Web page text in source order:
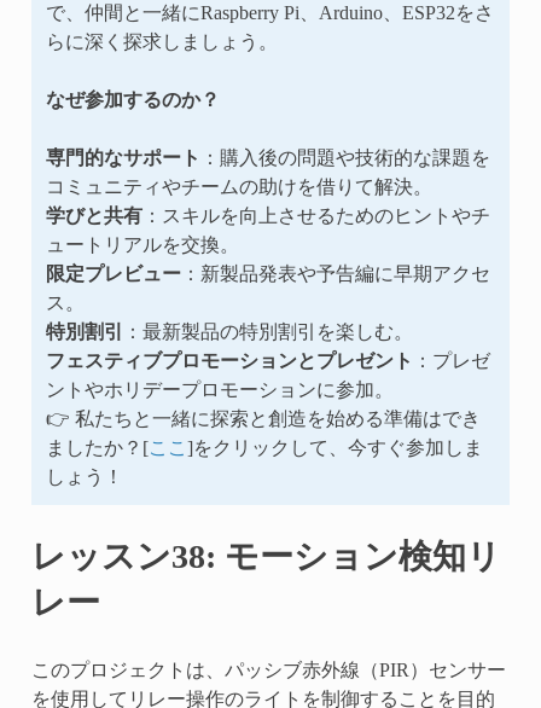
で、仲間と一緒にRaspberry Pi、Arduino、ESP32をさ
らに深く探求しましょう。
なぜ参加するのか？
専門的なサポート
：購入後の問題や技術的な課題を
コミュニティやチームの助けを借りて解決。
学びと共有：スキルを向上させるためのヒントやチ
ュートリアルを交換。
限定プレビュー：新製品発表や予告編に早期アクセ
ス。
特別割引
：最新製品の特別割引を楽しむ。
フェスティブプロモーションとプレゼント
：プレゼ
ントやホリデープロモーションに参加。
👉 私たちと一緒に探索と創造を始める準備はでき
ましたか？[ここ ]をクリックして、今すぐ参加しま
しょう！
レッスン38: モーション検知リ
レー
このプロジェクトは、パッシブ赤外線（PIR）センサー
を使用してリレー操作のライトを制御することを目的